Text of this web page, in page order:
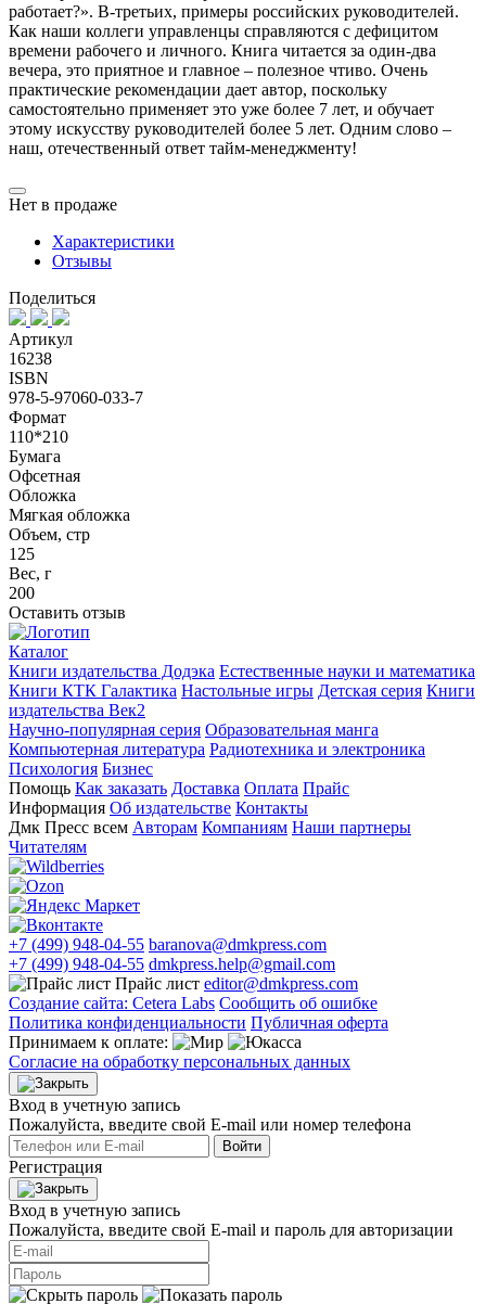
работает?». В-третьих, примеры российских руководителей.
Как наши коллеги управленцы справляются с дефицитом
времени рабочего и личного. Книга читается за один-два
вечера, это приятное и главное – полезное чтиво. Очень
практические рекомендации дает автор, поскольку
самостоятельно применяет это уже более 7 лет, и обучает
этому искусству руководителей более 5 лет. Одним слово –
наш, отечественный ответ тайм-менеджменту!
Нет в продаже
Характеристики
Отзывы
Поделиться
Артикул
16238
ISBN
978-5-97060-033-7
Формат
110*210
Бумага
Офсетная
Обложка
Мягкая обложка
Объем, стр
125
Вес, г
200
Оставить отзыв
Каталог
Книги издательства Додэка Естественные науки и математика
Книги КТК Галактика Настольные игры Детская серия Книги
издательства Век2
Научно-популярная серия Образовательная манга
Компьютерная литература Радиотехника и электроника
Психология Бизнес
Помощь Как заказать Доставка Оплата Прайс
Информация Об издательстве Контакты
Дмк Пресс всем Авторам Компаниям Наши партнеры
Читателям
+7 (499) 948-04-55 baranova@dmkpress.com
+7 (499) 948-04-55 dmkpress.help@gmail.com
Прайс лист editor@dmkpress.com
Создание сайта: Cetera Labs Сообщить об ошибке
Политика конфиденциальности Публичная оферта
Принимаем к оплате:
Согласие на обработку персональных данных
Вход в учетную запись
Пожалуйста, введите свой E‑mail или номер телефона
Войти
Регистрация
Вход в учетную запись
Пожалуйста, введите свой E‑mail и пароль для авторизации